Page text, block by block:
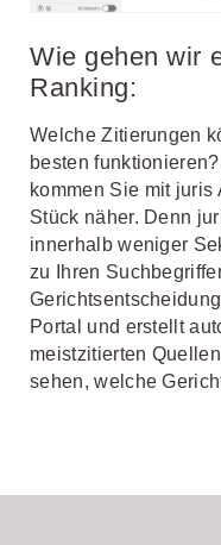
Wie gehen wir
Ranking:
Welche Zitierungen
besten
kommen Sie mit
Stück näher. Denn
innerhalb weniger
zu Ihren
Portal und erstellt
meistzitierten
sehen, welche